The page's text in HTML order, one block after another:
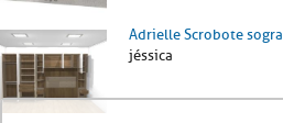
Adrielle Scrobote sogra
jéssica